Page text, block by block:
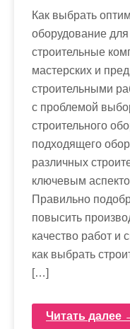
Как выбрать
оборудование
строительные
мастерских и
строительными
с проблемой
строительного
подходящего
различных
ключевым
Правильно
повысить
качество работ и
как выбрать
[…]
Читать далее